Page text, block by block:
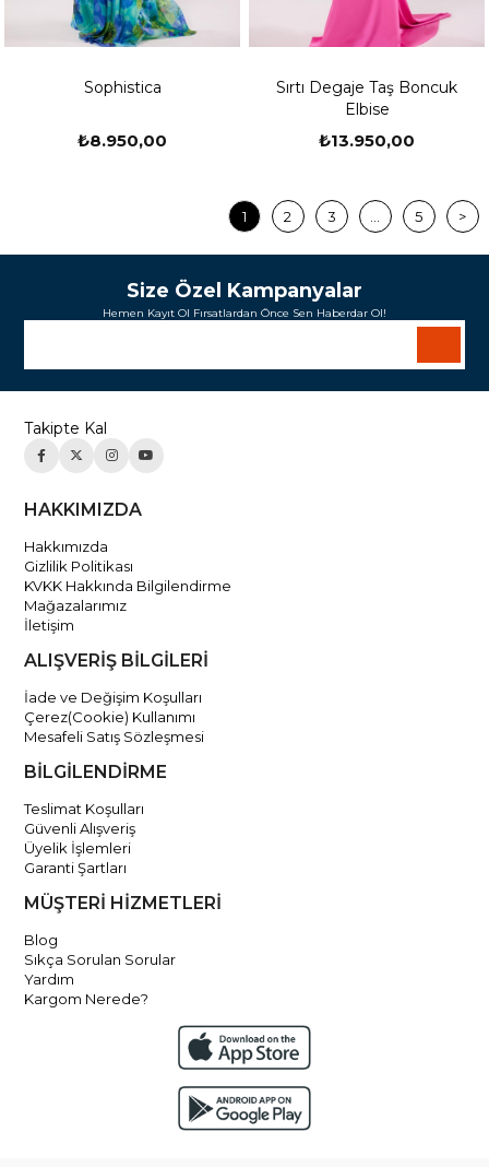
Sophistica
₺8.950,00
Sırtı Degaje Taş Boncuk
Elbise
₺13.950,00
1 2 3 5 >
Size Özel Kampanyalar
Hemen Kayıt Ol Fırsatlardan Önce Sen Haberdar Ol!
Takipte Kal
HAKKIMIZDA
Hakkımızda
Gizlilik Politikası
KVKK Hakkında Bilgilendirme
Mağazalarımız
İletişim
ALIŞVERİŞ BİLGİLERİ
İade ve Değişim Koşulları
Çerez(Cookie) Kullanımı
Mesafeli Satış Sözleşmesi
BİLGİLENDİRME
Teslimat Koşulları
Güvenli Alışveriş
Üyelik İşlemleri
Garanti Şartları
MÜŞTERİ HİZMETLERİ
Blog
Sıkça Sorulan Sorular
Yardım
Kargom Nerede?